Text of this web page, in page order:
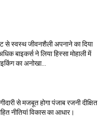
से स्वस्थ जीवनशैली अपनाने का दिया
बाइकर्स ने लिया हिस्सा मोहाली में
का अनोखा...
से मजबूत होगा पंजाब रजनी दीक्षित
नीतियां विकास का आधार।